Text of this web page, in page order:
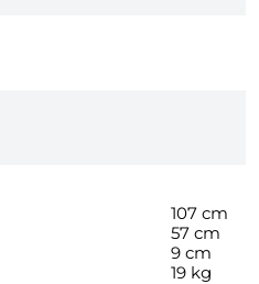
107 cm
57 cm
9 cm
19 kg